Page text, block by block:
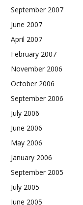
September 2007
June 2007
April 2007
February 2007
November 2006
October 2006
September 2006
July 2006
June 2006
May 2006
January 2006
September 2005
July 2005
June 2005